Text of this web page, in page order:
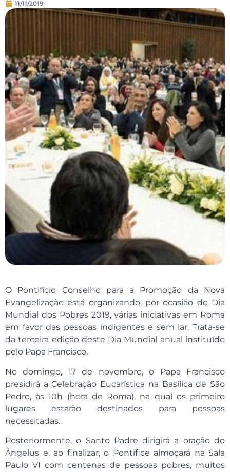
11/11/2019
O Pontifício Conselho para a Promoção da Nova
Evangelização está organizando, por ocasião do Dia
Mundial dos Pobres 2019, várias iniciativas em Roma
em favor das pessoas indigentes e sem lar. Trata-se
da terceira edição deste Dia Mundial anual instituído
pelo Papa Francisco.
No domingo, 17 de novembro, o Papa Francisco
presidirá a Celebração Eucarística na Basílica de São
Pedro, às 10h (hora de Roma), na qual os primeiro
lugares estarão destinados para pessoas
necessitadas.
Posteriormente, o Santo Padre dirigirá a oração do
Ângelus e, ao finalizar, o Pontífice almoçará na Sala
Paulo VI com centenas de pessoas pobres, muitos